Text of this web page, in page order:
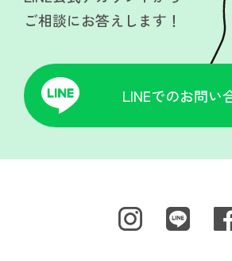
ご相談にお答えします！
LINEでのお問い